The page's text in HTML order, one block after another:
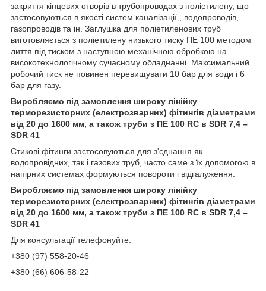
закриття кінцевих отворів в трубопроводах з поліетилену, що
застосовуються в якості систем каналізації , водопроводів,
газопроводів та ін. Заглушка для поліетиленових труб
виготовляється з поліетилену низького тиску ПE 100 методом
лиття під тиском з наступною механічною обробкою на
високотехнологічному сучасному обладнанні. Максимальний
робочий тиск не повинен перевищувати 10 бар для води і 6
бар для газу.
Виробляємо під замовлення широку лінійку
терморезисторних (електрозварних) фітингів діаметрами
від 20 до 1600 мм, а також труби з ПE 100 RC в SDR 7,4 –
SDR 41
Стикові фітинги застосовуються для з'єднання як
водопровідних, так і газових труб, часто саме з їх допомогою в
напірних системах формуються повороти і відгалуження.
Виробляємо під замовлення широку лінійку
терморезисторних (електрозварних) фітингів діаметрами
від 20 до 1600 мм, а також труби з ПE 100 RC в SDR 7,4 –
SDR 41
Для консультації телефонуйте:
+380 (97) 558-20-46
+380 (66) 606-58-22